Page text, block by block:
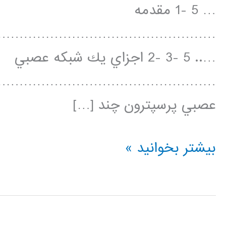
… 5 -1 مقدمه
….. 5 -3 -2 اجزاي يك شبكه عصبي
عصبي پرسپترون چند […]
آموزش
از
بیشتر بخوانید »